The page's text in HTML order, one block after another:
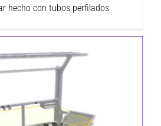
hecho con tubos perfilados